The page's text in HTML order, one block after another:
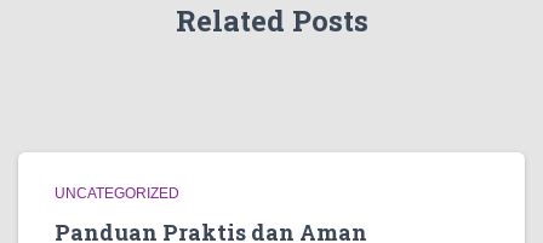
Related Posts
UNCATEGORIZED
Panduan Praktis dan Aman